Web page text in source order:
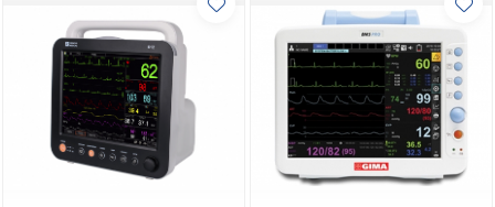
Criocautere
Consumabile medicale si Accesorii
cutii medicamente
Electrozi
Hartie
Accesorii pentru perfuzie